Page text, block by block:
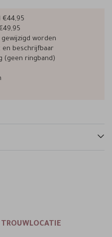
€44,95
gewijzigd worden
en beschrijfbaar
(geen ringband)
TROUWLOCATIE